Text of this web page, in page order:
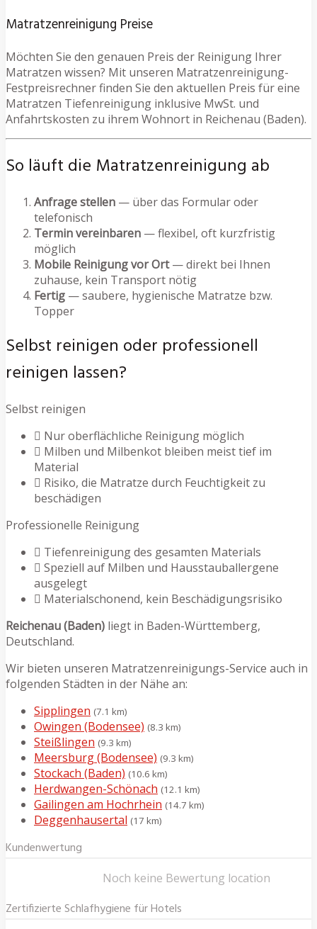
Matratzenreinigung Preise
Möchten Sie den genauen Preis der Reinigung Ihrer
Matratzen wissen? Mit unseren Matratzenreinigung-
Festpreisrechner finden Sie den aktuellen Preis für eine
Matratzen Tiefenreinigung inklusive MwSt. und
Anfahrtskosten zu ihrem Wohnort in Reichenau (Baden).
So läuft die Matratzenreinigung ab
Anfrage stellen — über das Formular oder
telefonisch
Termin vereinbaren — flexibel, oft kurzfristig
möglich
Mobile Reinigung vor Ort— direkt bei Ihnen
zuhause, kein Transport nötig
Fertig — saubere, hygienische Matratze bzw.
Topper
Selbst reinigen oder professionell
reinigen lassen?
Selbst reinigen
Nur oberflächliche Reinigung möglich
Milben und Milbenkot bleiben meist tief im
Material
Risiko, die Matratze durch Feuchtigkeit zu
beschädigen
Professionelle Reinigung
Tiefenreinigung des gesamten Materials
Speziell auf Milben und Hausstauballergene
ausgelegt
Materialschonend, kein Beschädigungsrisiko
Reichenau (Baden) liegt in Baden-Württemberg,
Deutschland.
Wir bieten unseren Matratzenreinigungs-Service auch in
folgenden Städten in der Nähe an:
Sipplingen (7.1 km)
Owingen (Bodensee) (8.3 km)
Steißlingen (9.3 km)
Meersburg (Bodensee) (9.3 km)
Stockach (Baden) (10.6 km)
Herdwangen-Schönach (12.1 km)
Gailingen am Hochrhein (14.7 km)
Deggenhausertal (17 km)
Kundenwertung
Noch keine Bewertung location
Zertifizierte Schlafhygiene für Hotels